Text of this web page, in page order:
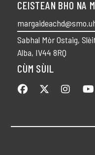
CEISTEAN BHO NA
Sabhal Mòr Ostaig,
Alba, IV44 8RQ
CÙM SÙIL